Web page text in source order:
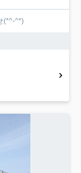
(*^-^*)